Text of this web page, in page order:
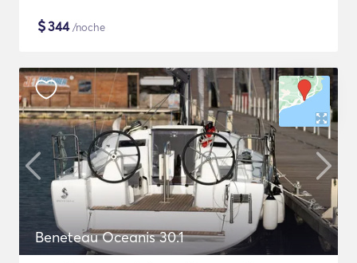
$344/noche
Beneteau Oceanis 30.1